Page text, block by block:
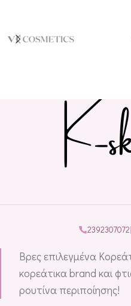
2392307072|
Βρες επιλεγμένα
κορεάτικα brand και
ρουτίνα περιποίησης!